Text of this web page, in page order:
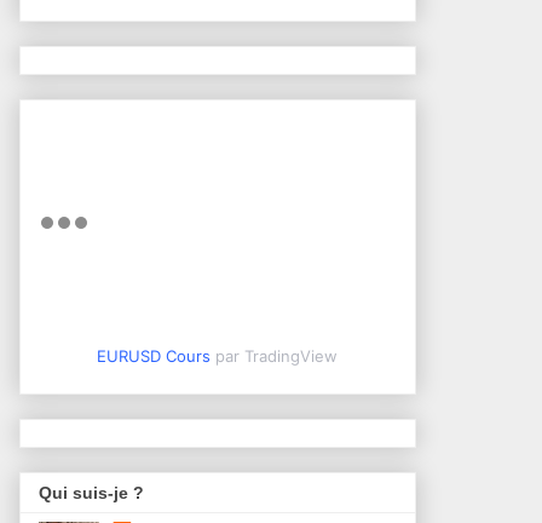
EURUSD Cours par TradingView
Qui suis-je ?